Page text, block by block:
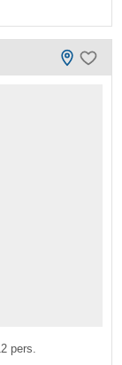
pers.